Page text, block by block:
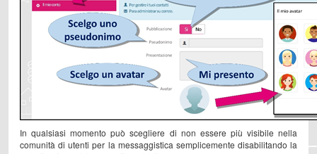
In qualsiasi momento può scegliere di non essere più visibile nella
comunità di utenti per la messaggistica semplicemente disabilitando la